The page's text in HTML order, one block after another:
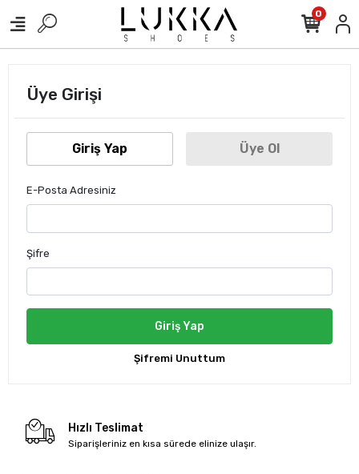
0
Üye Girişi
Giriş Yap Üye Ol
E-Posta Adresiniz
Şifre
Giriş Yap
Şifremi Unuttum
Hızlı Teslimat
Siparişleriniz en kısa sürede elinize ulaşır.